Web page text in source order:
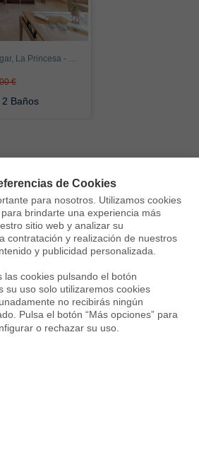
de Cookies
para nosotros. Utilizamos cookies
brindarte una experiencia más
sitio web y analizar su
contratación y realización de nuestros
y publicidad personalizada.
las cookies pulsando el botón
su uso solo utilizaremos cookies
no recibirás ningún
Pulsa el botón “Más opciones” para
o rechazar su uso.
Piso en Calle Edward Elgar, La Princesa - Huelin, Málaga
€
2 Baños
de Benalmádena